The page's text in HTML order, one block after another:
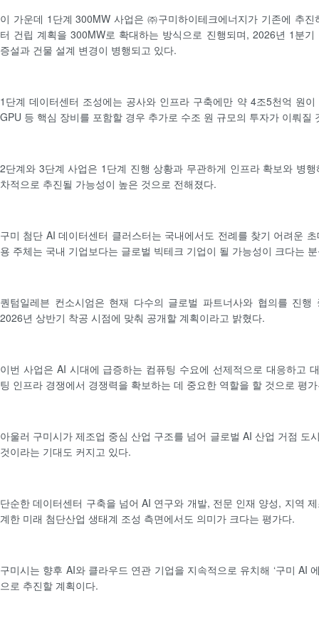
이 가운데 1단계 300MW 사업은 ㈜구미하이테크에너지가 기존에 추
터 건립 계획을 300MW로 확대하는 방식으로 진행되며, 2026년 1분
증설과 건물 설계 변경이 병행되고 있다.
1단계 데이터센터 조성에는 공사와 인프라 구축에만 약 4조5천억 원
GPU 등 핵심 장비를 포함할 경우 추가로 수조 원 규모의 투자가 이뤄질
2단계와 3단계 사업은 1단계 진행 상황과 무관하게 인프라 확보와 병
차적으로 추진될 가능성이 높은 것으로 전해졌다.
구미 첨단 AI 데이터센터 클러스터는 국내에서도 전례를 찾기 어려운
용 주체는 국내 기업보다는 글로벌 빅테크 기업이 될 가능성이 크다는
퀀텀일레븐 컨소시엄은 현재 다수의 글로벌 파트너사와 협의를 진행
2026년 상반기 착공 시점에 맞춰 공개할 계획이라고 밝혔다.
이번 사업은 AI 시대에 급증하는 컴퓨팅 수요에 선제적으로 대응하고
팅 인프라 경쟁에서 경쟁력을 확보하는 데 중요한 역할을 할 것으로 평
아울러 구미시가 제조업 중심 산업 구조를 넘어 글로벌 AI 산업 거점 도
것이라는 기대도 커지고 있다.
단순한 데이터센터 구축을 넘어 AI 연구와 개발, 전문 인재 양성, 지역
계한 미래 첨단산업 생태계 조성 측면에서도 의미가 크다는 평가다.
구미시는 향후 AI와 클라우드 연관 기업을 지속적으로 유치해 ‘구미 AI
으로 추진할 계획이다.